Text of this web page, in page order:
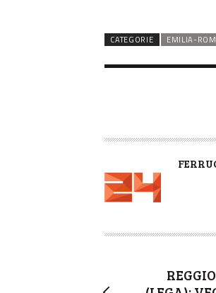
CATEGORIE EMILIA-
A
R